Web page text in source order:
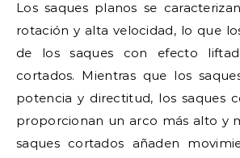
Los saques planos se
rotación y alta velocidad, lo que
de los saques con efecto
cortados. Mientras que los
potencia y directitud, los saques
proporcionan un arco más alto y
saques cortados añaden